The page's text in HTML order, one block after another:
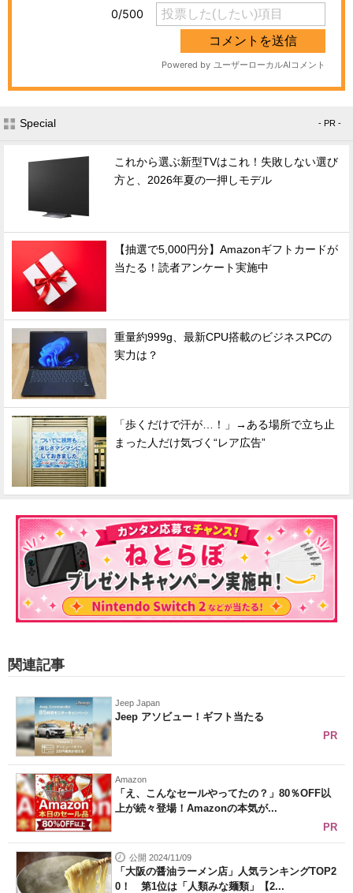
Special - PR -
これから選ぶ新型TVはこれ！失敗しない選び
方と、2026年夏の一押しモデル
【抽選で5,000円分】Amazonギフトカードが
当たる！読者アンケート実施中
重量約999g、最新CPU搭載のビジネスPCの
実力は？
「歩くだけで汗が…！」→ある場所で立ち止
まった人だけ気づく“レア広告”
関連記事
Jeep Japan
Jeep アソビュー！ギフト当たる
PR
Amazon
「え、こんなセールやってたの？」80％OFF以
上が続々登場！Amazonの本気が...
PR
公開 2024/11/09
「大阪の醤油ラーメン店」人気ランキングTOP2
0！ 第1位は「人類みな麺類」【2...